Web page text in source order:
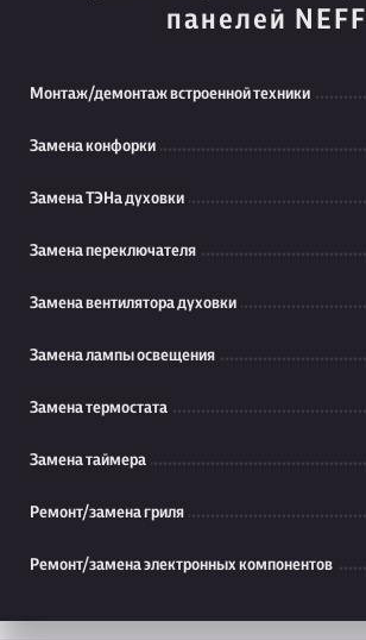
панелей NEFF
Монтаж/демонтаж встроенной техники
Замена конфорки
Замена ТЭНа духовки
Замена переключателя
Замена вентилятора духовки
Замена лампы освещения
Замена термостата
Замена таймера
Ремонт/замена гриля
Ремонт/замена электронных компонентов